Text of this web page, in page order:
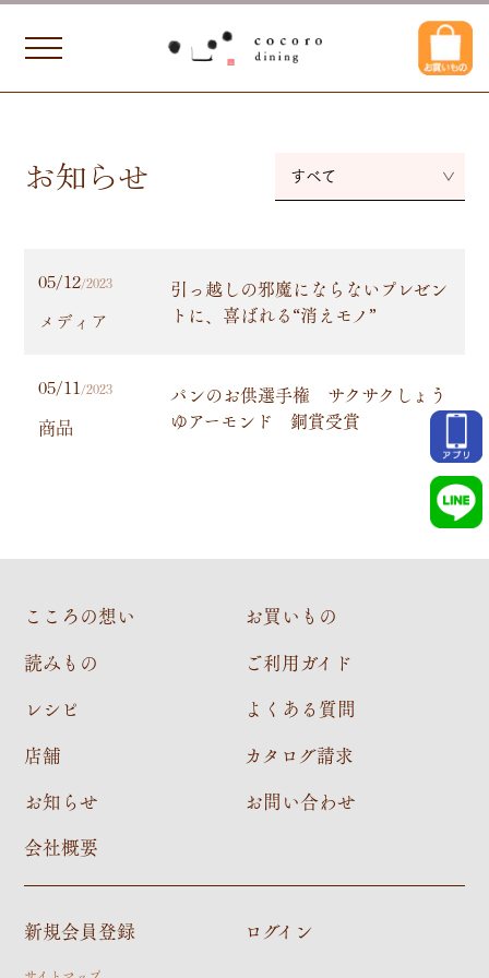
お知らせ すべて
05/12/2023
メディア
引っ越しの邪魔にならないプレゼン
トに、喜ばれる“消えモノ”
05/11 /2023
商品
パンのお供選手権 サクサクしょう
ゆアーモンド 銅賞受賞
こころの想い
読みもの
レシピ
店舗
お知らせ
会社概要
お買いもの
ご利用ガイド
よくある質問
カタログ請求
お問い合わせ
新規会員登録 ログイン